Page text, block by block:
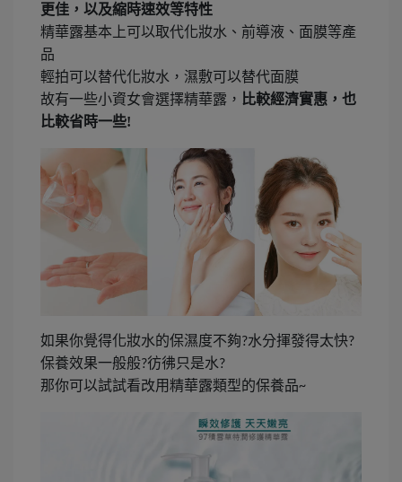
更佳，以及縮時速效等特性
精華露基本上可以取代化妝水、前導液、面膜等產
品
輕拍可以替代化妝水，濕敷可以替代面膜
故有一些小資女會選擇精華露， 比較經濟實惠，也
比較省時一些!
如果你覺得化妝水的保濕度不夠?水分揮發得太快?
保養效果一般般?彷彿只是水?
那你可以試試看改用精華露類型的保養品~